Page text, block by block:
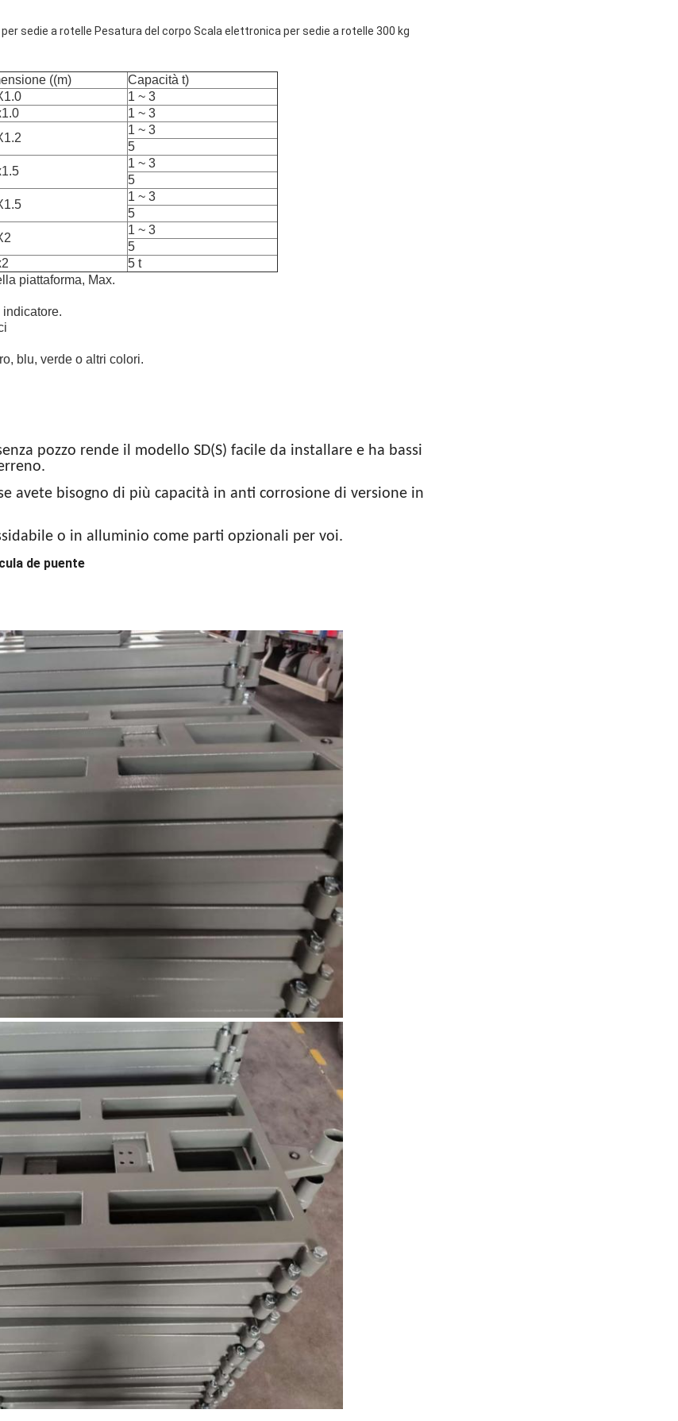
sedie a rotelle Pesatura del corpo Scala elettronica per sedie a rotelle 300 kg
((m)
Capacità t)
1 ~ 3
1 ~ 3
1 ~ 3
5
1 ~ 3
5
1 ~ 3
5
1 ~ 3
5
5 t
piattaforma, Max.
blu, verde o altri colori.
pozzo rende il modello SD(S) facile da installare e ha bassi
avete bisogno di più capacità in anti corrosione di versione in
o in alluminio come parti opzionali per voi.
de puente